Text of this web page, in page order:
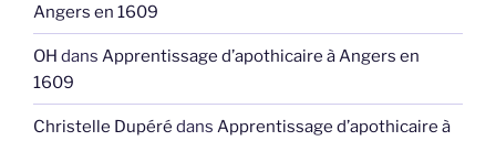
Angers en 1609
OH dans Apprentissage d’apothicaire à Angers en
1609
Christelle Dupéré dans Apprentissage d’apothicaire à